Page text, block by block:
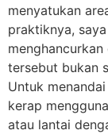
menyatukan
praktiknya,
tersebut bukan
Untuk
kerap
atau lantai